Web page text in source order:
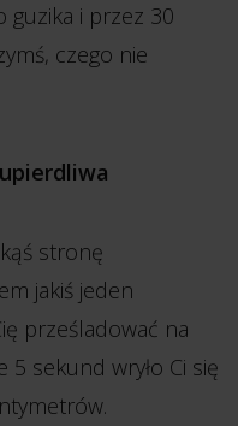
guzika i przez 30
czego nie
stronę
jakiś jeden
prześladować na
5 sekund wryło Ci się